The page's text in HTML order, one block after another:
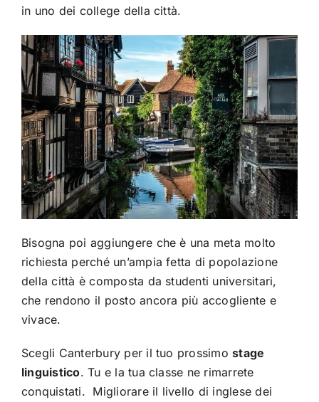
in uno dei college della città.
Bisogna poi aggiungere che è una meta molto
richiesta perché un’ampia fetta di popolazione
della città è composta da studenti universitari,
che rendono il posto ancora più accogliente e
vivace.
Scegli Canterbury per il tuo prossimostage
linguistico. Tu e la tua classe ne rimarrete
conquistati. Migliorare il livello di inglese dei